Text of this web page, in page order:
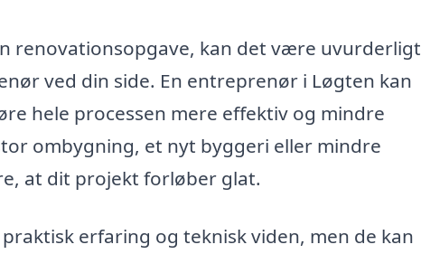
renovationsopgave, kan det være uvurderligt
ved din side. En entreprenør i Løgten kan
hele processen mere effektiv og mindre
ombygning, et nyt byggeri eller mindre
at dit projekt forløber glat.
erfaring og teknisk viden, men de kan